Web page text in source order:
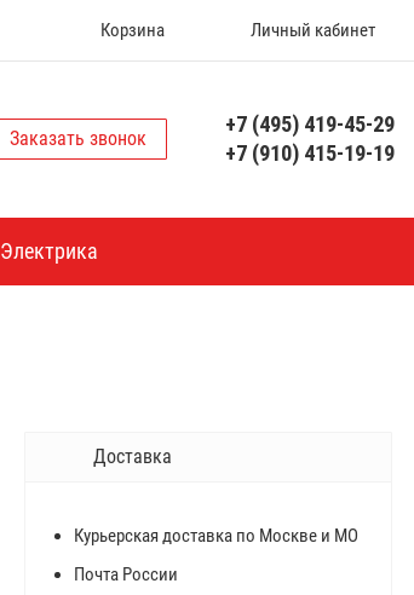
Корзина Личный кабинет
Заказать звонок
+7 (495) 419-45-29
+7 (910) 415-19-19
Электрика
Доставка
Курьерская доставка по Москве и МО
Почта России